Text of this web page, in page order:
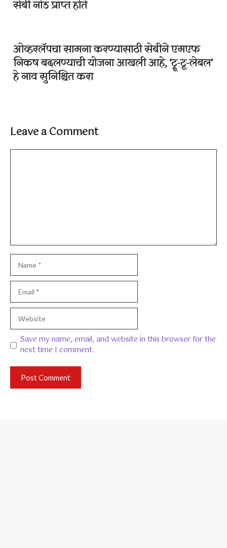
सेबी नोड प्राप्त होते
ओव्हरलॅपचा सामना करण्यासाठी सेबीने एमएफ
निकष बदलण्याची योजना आखली आहे, ‘ट्रू-टू-लेबल’
हे नाव सुनिश्चित करा
Leave a Comment
Comment
Name
Email
Website
Save my name, email, and website in this browser for the
next time I comment.